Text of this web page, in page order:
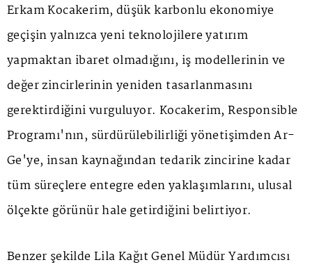
Erkam Kocakerim, düşük karbonlu ekonomiye
geçişin yalnızca yeni teknolojilere yatırım
yapmaktan ibaret olmadığını, iş modellerinin ve
değer zincirlerinin yeniden tasarlanmasını
gerektirdiğini vurguluyor. Kocakerim, Responsible
Programı'nın, sürdürülebilirliği yönetişimden Ar-
Ge'ye, insan kaynağından tedarik zincirine kadar
tüm süreçlere entegre eden yaklaşımlarını, ulusal
ölçekte görünür hale getirdiğini belirtiyor.
Benzer şekilde Lila Kağıt Genel Müdür Yardımcısı